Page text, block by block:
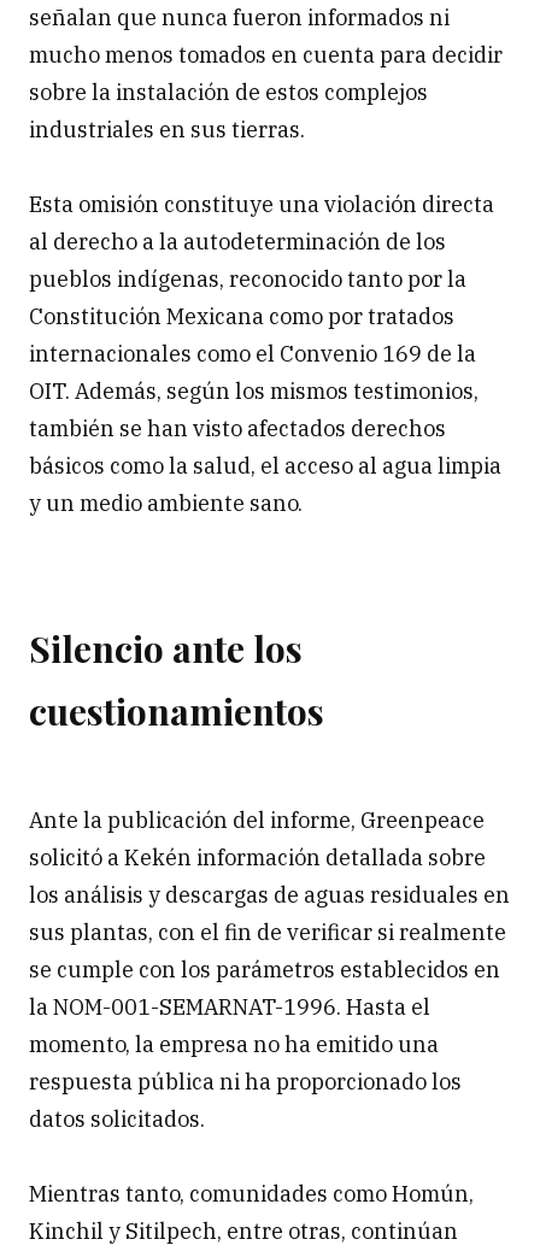
señalan que nunca fueron informados ni
mucho menos tomados en cuenta para decidir
sobre la instalación de estos complejos
industriales en sus tierras.
Esta omisión constituye una violación directa
al derecho a la autodeterminación de los
pueblos indígenas, reconocido tanto por la
Constitución Mexicana como por tratados
internacionales como el Convenio 169 de la
OIT. Además, según los mismos testimonios,
también se han visto afectados derechos
básicos como la salud, el acceso al agua limpia
y un medio ambiente sano.
Silencio ante los
cuestionamientos
Ante la publicación del informe, Greenpeace
solicitó a Kekén información detallada sobre
los análisis y descargas de aguas residuales en
sus plantas, con el fin de verificar si realmente
se cumple con los parámetros establecidos en
laNOM-001-SEMARNAT-1996. Hasta el
momento, la empresa no ha emitido una
respuesta pública ni ha proporcionado los
datos solicitados.
Mientras tanto, comunidades como Homún,
Kinchil y Sitilpech, entre otras, continúan